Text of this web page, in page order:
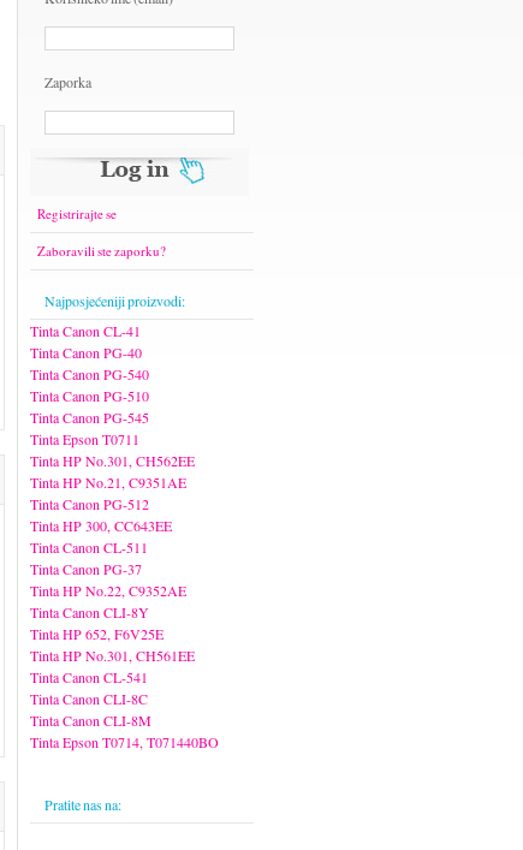
Zaporka
Registrirajte se
Zaboravili ste zaporku?
Najposjećeniji proizvodi:
Tinta Canon CL-41
Tinta Canon PG-40
Tinta Canon PG-540
Tinta Canon PG-510
Tinta Canon PG-545
Tinta Epson T0711
Tinta HP No.301, CH562EE
Tinta HP No.21, C9351AE
Tinta Canon PG-512
Tinta HP 300, CC643EE
Tinta Canon CL-511
Tinta Canon PG-37
Tinta HP No.22, C9352AE
Tinta Canon CLI-8Y
Tinta HP 652, F6V25E
Tinta HP No.301, CH561EE
Tinta Canon CL-541
Tinta Canon CLI-8C
Tinta Canon CLI-8M
Tinta Epson T0714, T071440BO
Pratite nas na: